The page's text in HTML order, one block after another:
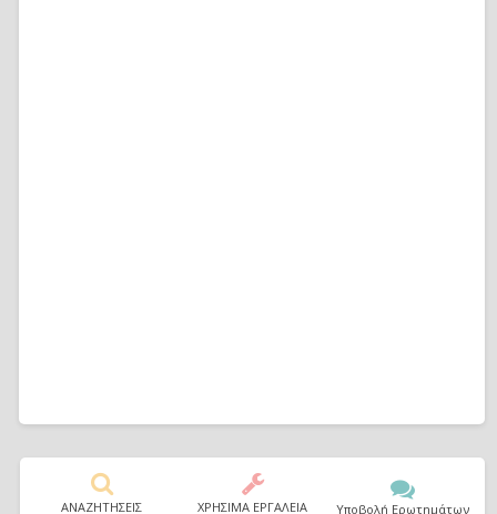
ΑΝΑΖΗΤΗΣΕΙΣ ΧΡΗΣΙΜΑ ΕΡΓΑΛΕΙΑ Υποβολή Ερωτημάτων